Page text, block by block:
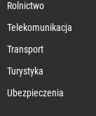
Rolnictwo
Telekomunikacja
Transport
Turystyka
Ubezpieczenia